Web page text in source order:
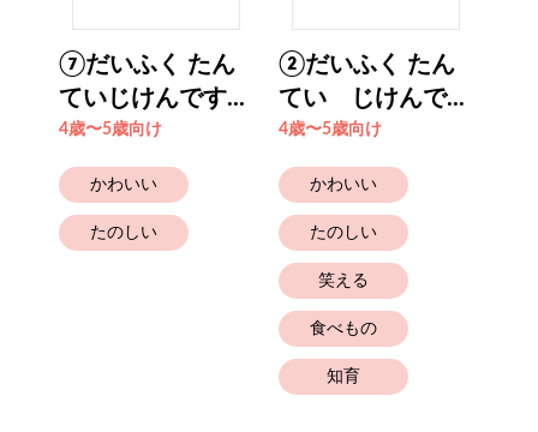
⑦だいふく たん
ていじけんです...
4歳〜5歳向け
かわいい
たのしい
②だいふく たん
てい じけんで...
4歳〜5歳向け
かわいい
たのしい
笑える
食べもの
知育